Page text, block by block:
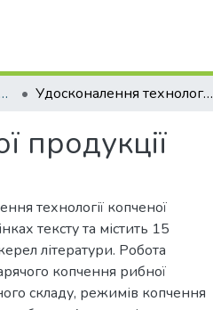
водних біоресурсів" Удосконалення технології копченої рибної продукції
продукції
технології копченої
тексту та містить 15
літератури. Робота
копчення рибної
складу, режимів копчення